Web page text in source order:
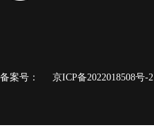
备案号： 京ICP备2022018508号-2